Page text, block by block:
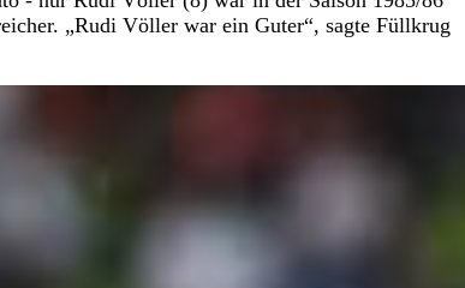
„Rudi Völler war ein Guter“, sagte Füllkrug